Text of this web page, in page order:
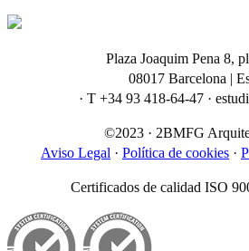
Plaza Joaquim Pena 8,
08017 Barcelona |
· T +34 93 418-64-47 ·
©2023 · 2BMFG
Aviso Legal · Política de cookies ·
Certificados de calidad ISO